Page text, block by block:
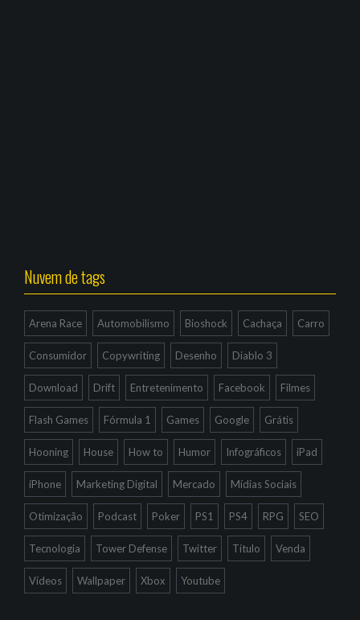
Nuvem de tags
Arena Race Automobilismo Bioshock Cachaça Carro
Consumidor Copywriting Desenho Diablo 3
Download Drift Entretenimento Facebook Filmes
Flash Games Fórmula 1 Games Google Grátis
Hooning House How to Humor Infográficos iPad
iPhone Marketing Digital Mercado Mídias Sociais
Otimização Podcast Poker PS1 PS4 RPG SEO
Tecnologia Tower Defense Twitter Título Venda
Vídeos Wallpaper Xbox Youtube